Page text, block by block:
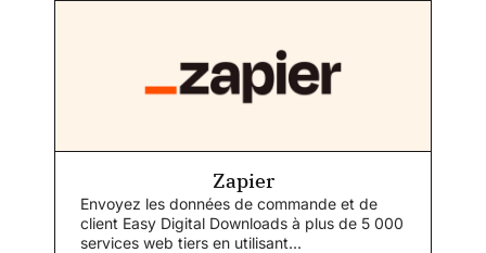
Zapier
Envoyez les données de commande et de
client Easy Digital Downloads à plus de 5 000
services web tiers en utilisant...